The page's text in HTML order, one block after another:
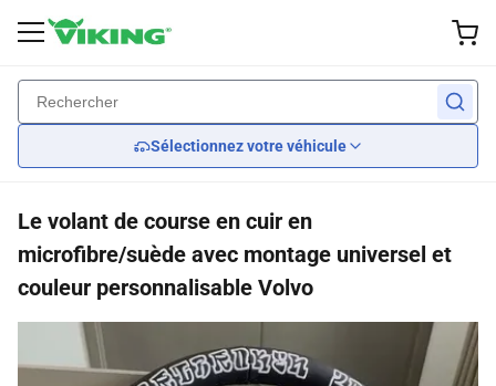
Sélectionnez votre véhicule
dos
Pneus
enjoliveurs
dos
suspension
Refroidissement du moteur
Moteur
dos
Kits de corps
Miroirs
Détecteurs de grille
dos
Feux arrières
dos
Car Seat Covers
Volants
Le volant de course en cuir en
microfibre/suède avec montage universel et
couleur personnalisable Volvo